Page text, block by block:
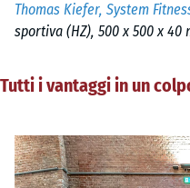
Thomas Kiefer, System
sportiva (HZ), 500 x 500 x 40
Tutti i vantaggi in un